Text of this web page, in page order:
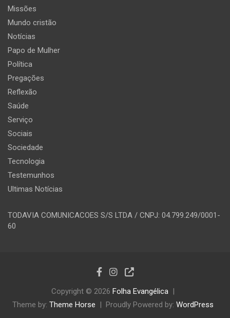
Missões
Mundo cristão
Notícias
Papo de Mulher
Política
Pregações
Reflexão
Saúde
Serviço
Sociais
Sociedade
Tecnologia
Testemunhos
Ultimas Notícias
TODAVIA COMUNICACOES S/S LTDA / CNPJ: 04.799.249/0001-
60
Copyright © 2026 Folha Evangélica
Theme by: Theme Horse Proudly Powered by: WordPress